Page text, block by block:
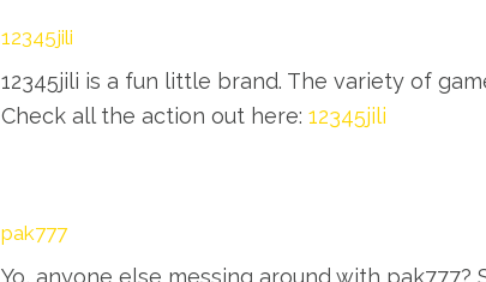
12345jili
12345jili is a fun little brand. The variety of
Check all the action out here: 12345jili
pak777
Yo, anyone else messing around with